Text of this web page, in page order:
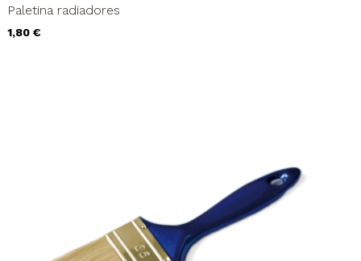
Paletina radiadores
Precio
1,80 €